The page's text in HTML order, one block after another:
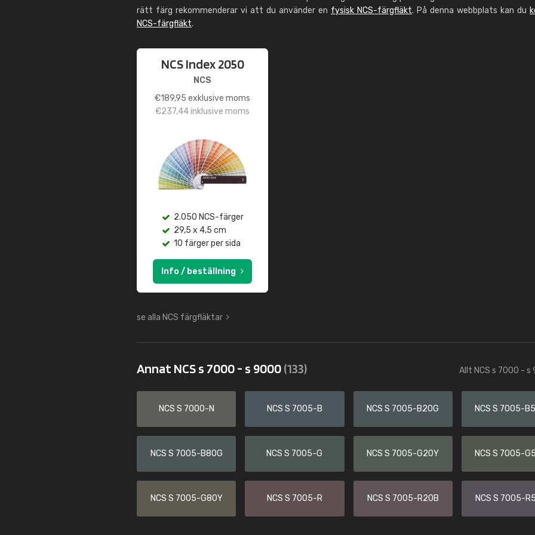
rätt färg rekommenderar vi att du använder en fysisk NCS-färgfläkt. På denna webbplats kan du
NCS-färgfläkt.
NCS Index 2050
NCS
€189,95 exklusive moms
€237,44inklusive moms
2.050 NCS-färger
29,5 x 4,5 cm
10 färger per sida
Info / beställning
se alla NCS färgfläktar
Annat NCS s 7000 - s 9000(133) Allt NCS s 7000 - s
NCS S 7000-N NCS S 7005-B NCS S 7005-B20G NCS S 7005-
NCS S 7005-B80G NCS S 7005-G NCS S 7005-G20Y NCS S 7005-
NCS S 7005-G80Y NCS S 7005-R NCS S 7005-R20B NCS S 7005-